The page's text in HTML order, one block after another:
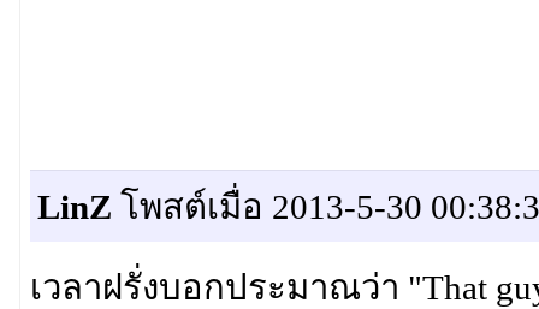
LinZ โพสต์เมื่อ 2013-5-30
เวลาฝรั่งบอกประมาณว่า "That